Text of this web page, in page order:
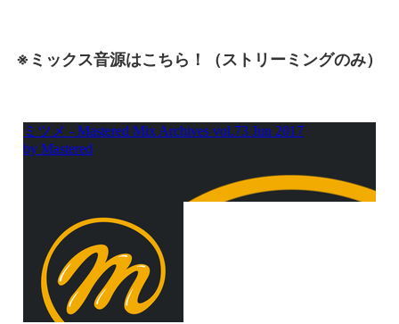
※ミックス音源はこちら！（ストリーミングのみ）